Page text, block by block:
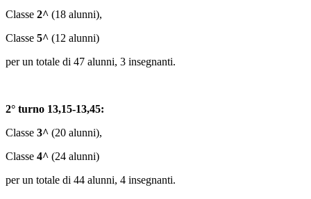
Classe 2^ (18 alunni),
Classe 5^ (12 alunni)
per un totale di 47 alunni, 3 insegnanti.
2° turno 13,15-13,45:
Classe 3^ (20 alunni),
Classe 4^ (24 alunni)
per un totale di 44 alunni, 4 insegnanti.